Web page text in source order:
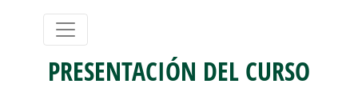
PRESENTACIÓN DEL CURSO